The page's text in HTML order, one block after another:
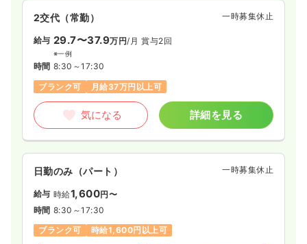
2交代（常勤） 一時募集休止
給与 29.7〜37.9万円/月 賞与2回
※一例
時間 8:30～17:30
ブランク可
月給37万円以上可
気になる 詳細を見る
日勤のみ（パート） 一時募集休止
給与 時給1,600円〜
時間 8:30～17:30
ブランク可
時給1,600円以上可